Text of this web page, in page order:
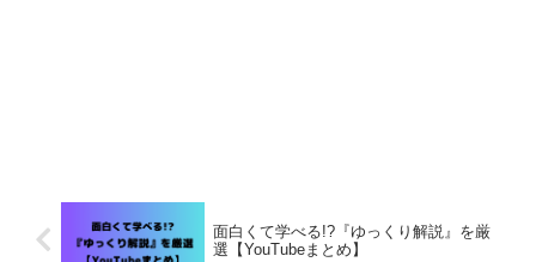
面白くて学べる!?『ゆっくり解説』を厳
選【YouTubeまとめ】